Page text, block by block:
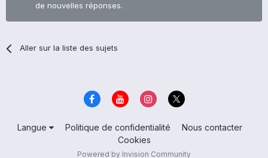
de nouvelles réponses.
Aller sur la liste des sujets
Langue Politique de confidentialité
Nous contacter
Cookies
Powered by Invision Community